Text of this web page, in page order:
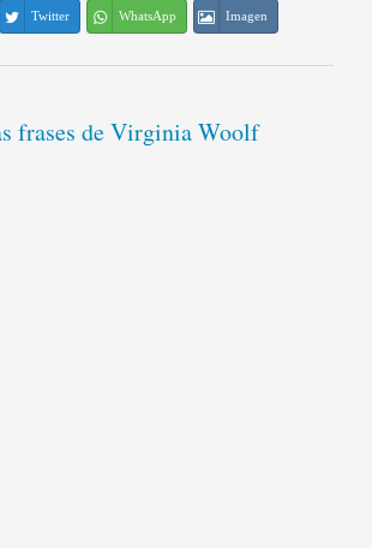
Twitter WhatsApp Imagen
frases de Virginia Woolf